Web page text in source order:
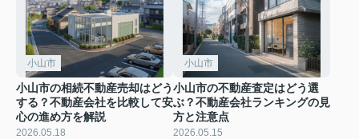
小山市
小山市の相続不動産売却はどう
する？不動産会社を比較して安
心の進め方を解説
2026.05.18
小山市
小山市の不動産査定はどう選
ぶ？不動産会社ランキングの見
方と注意点
2026.05.15